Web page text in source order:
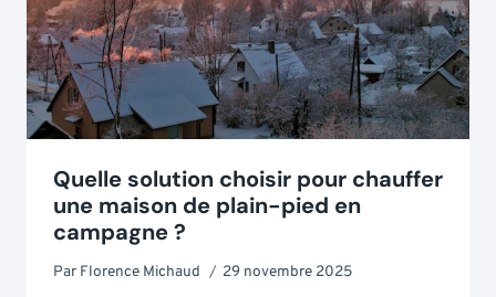
Quelle solution choisir pour chauffer
une maison de plain-pied en
campagne ?
Par Florence Michaud 29 novembre 2025